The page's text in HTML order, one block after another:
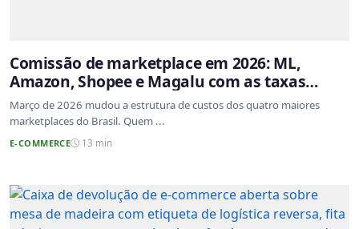
Comissão de marketplace em 2026: ML,
Amazon, Shopee e Magalu com as taxas
atualizadas
Março de 2026 mudou a estrutura de custos dos quatro maiores
marketplaces do Brasil. Quem ...
E-COMMERCE 13 min